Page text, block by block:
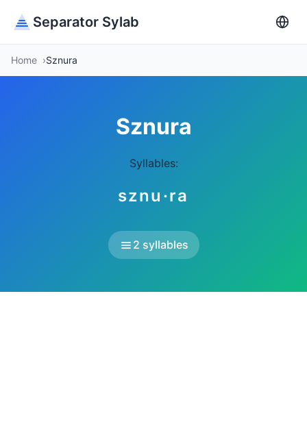
Separator Sylab
Home Sznura
Sznura
Syllables:
sznu·ra
2 syllables